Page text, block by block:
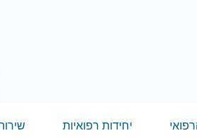
יחידות רפואיות